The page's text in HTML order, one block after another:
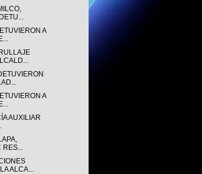
A
A
AUXILIAR
RES...
ALCA...